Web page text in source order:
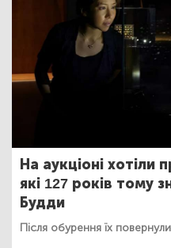
На аукціоні хотіли
які 127 років тому
Будди
Після обурення їх повернули